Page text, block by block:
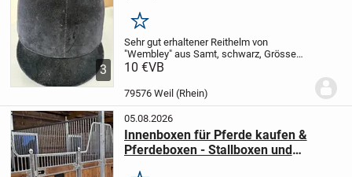
3
Merken
Sehr gut erhaltener Reithelm von
"Wembley" aus Samt, schwarz, Grösse
58, ohne Beschädigugen. Selten
10 €VB
79576 Weil (Rhein)
05.08.2026
Innenboxen für Pferde kaufen &
Pferdeboxen - Stallboxen und